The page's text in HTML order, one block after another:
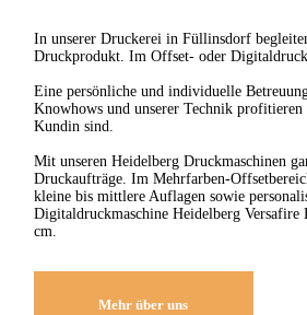
In unserer Druckerei in Füllinsdorf
Druckprodukt. Im Offset- oder
Eine persönliche und individuelle
Knowhows und unserer Technik
Kundin sind.
Mit unseren Heidelberg Druckmaschinen
Druckaufträge. Im Mehrfarben-
kleine bis mittlere Auflagen sowie
Digitaldruckmaschine Heidelberg
cm.
Mehr über uns